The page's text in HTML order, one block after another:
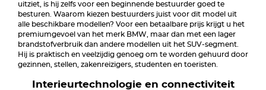
uitziet, is hij zelfs voor een beginnende bestuurder goed te
besturen. Waarom kiezen bestuurders juist voor dit model uit
alle beschikbare modellen? Voor een betaalbare prijs krijgt u het
premiumgevoel van het merk BMW, maar dan met een lager
brandstofverbruik dan andere modellen uit het SUV-segment.
Hij is praktisch en veelzijdig genoeg om te worden gehuurd door
gezinnen, stellen, zakenreizigers, studenten en toeristen.
Interieurtechnologie en connectiviteit